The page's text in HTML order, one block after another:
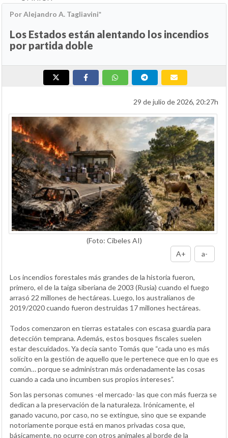
Por Alejandro A. Tagliavini*
Los Estados están alentando los incendios
por partida doble
29 de julio de 2026, 20:27h
(Foto: Cibeles AI)
A+
a-
Los incendios forestales más grandes de la historia fueron,
primero, el de la taiga siberiana de 2003 (Rusia) cuando el fuego
arrasó 22 millones de hectáreas. Luego, los australianos de
2019/2020 cuando fueron destruidas 17 millones hectáreas.
Todos comenzaron en tierras estatales con escasa guardia para
detección temprana. Además, estos bosques fiscales suelen
estar descuidados. Ya decía santo Tomás que “cada uno es más
solícito en la gestión de aquello que le pertenece que en lo que es
común… porque se administran más ordenadamente las cosas
cuando a cada uno incumben sus propios intereses”.
Son las personas comunes -el mercado- las que con más fuerza se
dedican a la preservación de la naturaleza. Irónicamente, el
ganado vacuno, por caso, no se extingue, sino que se expande
notoriamente porque está en manos privadas cosa que,
básicamente, no ocurre con otros animales al borde de la